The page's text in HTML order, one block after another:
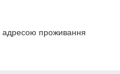
адресою проживання